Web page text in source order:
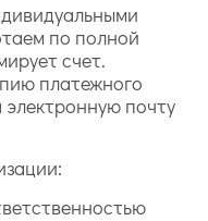
по полной
счет.
платежного
почту